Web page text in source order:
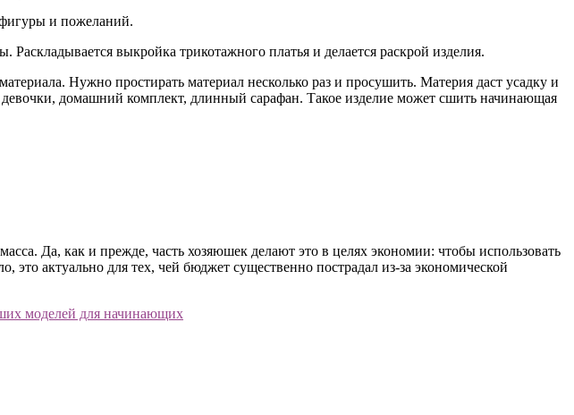
фигуры и пожеланий.
выкройка трикотажного платья и делается раскрой изделия.
Нужно простирать материал несколько раз и просушить. Материя даст усадку и
домашний комплект, длинный сарафан. Такое изделие может сшить начинающая
Да, как и прежде, часть хозяюшек делают это в целях экономии: чтобы использовать
актуально для тех, чей бюджет существенно пострадал из-за экономической